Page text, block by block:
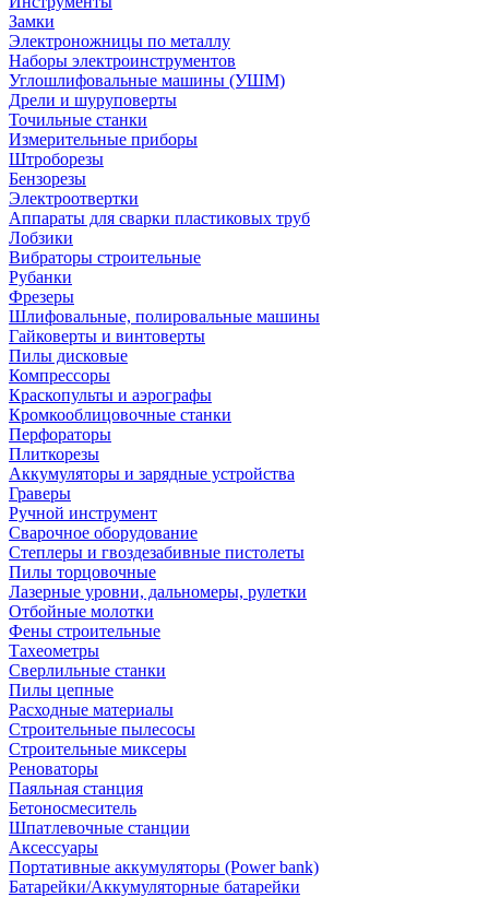
Замки
Электроножницы по металлу
Наборы электроинструментов
Углошлифовальные машины (УШМ)
Дрели и шуруповерты
Точильные станки
Измерительные приборы
Штроборезы
Бензорезы
Электроотвертки
Аппараты для сварки пластиковых труб
Лобзики
Вибраторы строительные
Рубанки
Фрезеры
Шлифовальные, полировальные машины
Гайковерты и винтоверты
Пилы дисковые
Компрессоры
Краскопульты и аэрографы
Кромкооблицовочные станки
Перфораторы
Плиткорезы
Аккумуляторы и зарядные устройства
Граверы
Ручной инструмент
Сварочное оборудование
Степлеры и гвоздезабивные пистолеты
Пилы торцовочные
Лазерные уровни, дальномеры, рулетки
Отбойные молотки
Фены строительные
Тахеометры
Сверлильные станки
Пилы цепные
Расходные материалы
Строительные пылесосы
Строительные миксеры
Реноваторы
Паяльная станция
Бетоносмеситель
Шпатлевочные станции
Аксессуары
Портативные аккумуляторы (Power bank)
Батарейки/Аккумуляторные батарейки